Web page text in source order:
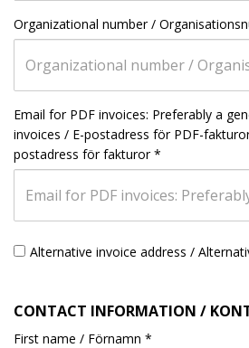
Organizational number /
Email for PDF invoices: Preferably a
invoices / E-postadress för PDF-
postadress för fakturor*
Alternative invoice address /
CONTACT INFORMATION /
First name / Förnamn *